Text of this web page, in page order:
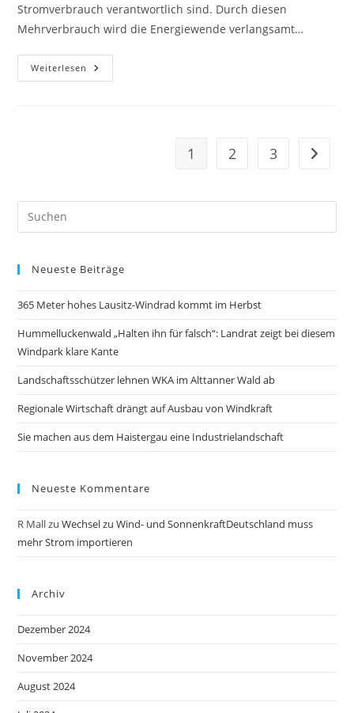
Stromverbrauch verantwortlich sind. Durch diesen
Mehrverbrauch wird die Energiewende verlangsamt…
Weiterlesen Sorgloser
Stromverbrauch:
1 2 3 Gehe
Neueste Beiträge
365 Meter hohes Lausitz-Windrad kommt im Herbst
Hummelluckenwald „Halten ihn für falsch“: Landrat zeigt bei diesem
Windpark klare Kante
Landschaftsschützer lehnen WKA im Alttanner Wald ab
Regionale Wirtschaft drängt auf Ausbau von Windkraft
Sie machen aus dem Haistergau eine Industrielandschaft
Neueste Kommentare
R MallzuWechsel zu Wind- und SonnenkraftDeutschland muss
mehr Strom importieren
Archiv
Dezember 2024
November 2024
August 2024